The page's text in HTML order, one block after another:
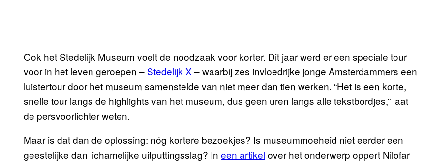
Ook het Stedelijk Museum voelt de noodzaak voor korter. Dit jaar werd er een speciale tour
voor in het leven geroepen – Stedelijk X – waarbij zes invloedrijke jonge Amsterdammers een
luistertour door het museum samenstelde van niet meer dan tien werken. “Het is een korte,
snelle tour langs de highlights van het museum, dus geen uren langs alle tekstbordjes,” laat
de persvoorlichter weten.
Maar is dat dan de oplossing: nóg kortere bezoekjes? Is museummoeheid niet eerder een
geestelijke dan lichamelijke uitputtingsslag? In een artikel over het onderwerp oppert Nilofar